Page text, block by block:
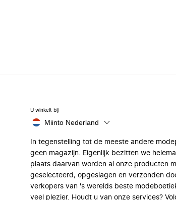
U winkelt bij
Miinto Nederland
In tegenstelling tot de meeste andere
geen magazijn. Eigenlijk bezitten we
plaats daarvan worden al onze producten
geselecteerd, opgeslagen en verzonden
verkopers van 's werelds beste
veel plezier. Houdt u van onze services?